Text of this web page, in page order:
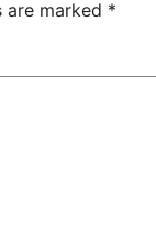
are marked *